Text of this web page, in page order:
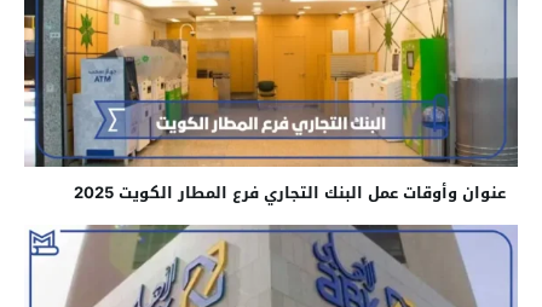
عنوان وأوقات عمل البنك التجاري فرع المطار الكويت 2025